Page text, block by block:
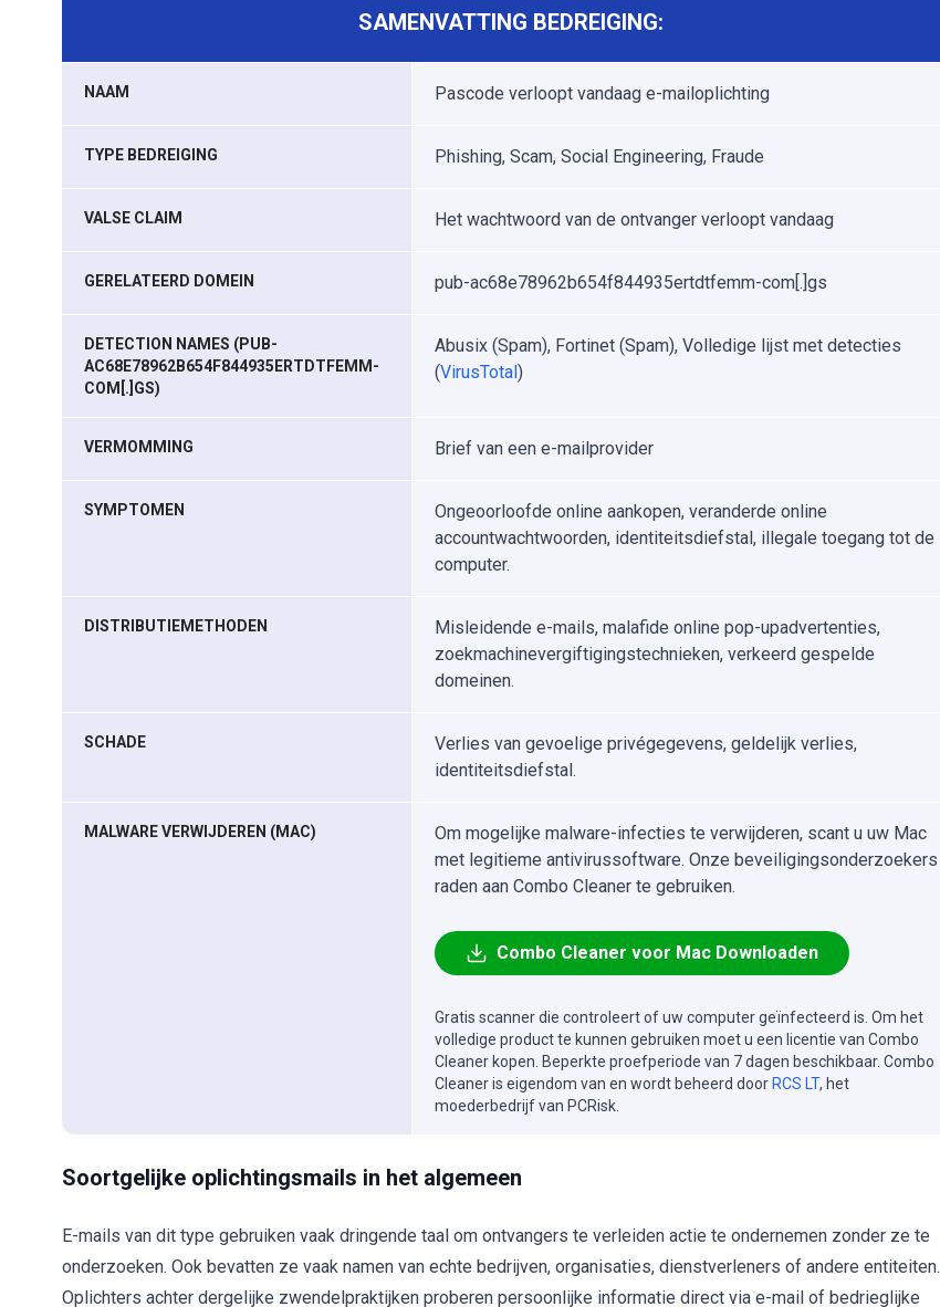
SAMENVATTING BEDREIGING:
NAAM Pascode verloopt vandaag e-mailoplichting
TYPE BEDREIGING Phishing, Scam, Social Engineering, Fraude
VALSE CLAIM Het wachtwoord van de ontvanger verloopt vandaag
GERELATEERD DOMEIN pub-ac68e78962b654f844935ertdtfemm-com[.]gs
DETECTION NAMES (PUB-
AC68E78962B654F844935ERTDTFEMM-
COM[.]GS)
Abusix (Spam), Fortinet (Spam), Volledige lijst met detecties
(VirusTotal)
VERMOMMING Brief van een e-mailprovider
SYMPTOMEN
Ongeoorloofde online aankopen, veranderde online
accountwachtwoorden, identiteitsdiefstal, illegale toegang tot de
computer.
DISTRIBUTIEMETHODEN
Misleidende e-mails, malafide online pop-upadvertenties,
zoekmachinevergiftigingstechnieken, verkeerd gespelde
domeinen.
SCHADE
Verlies van gevoelige privégegevens, geldelijk verlies,
identiteitsdiefstal.
MALWARE VERWIJDEREN (MAC)
Om mogelijke malware-infecties te verwijderen, scant u uw Mac
met legitieme antivirussoftware. Onze beveiligingsonderzoekers
raden aan Combo Cleaner te gebruiken.
Combo Cleaner voor Mac Downloaden
Gratis scanner die controleert of uw computer geïnfecteerd is. Om het
volledige product te kunnen gebruiken moet u een licentie van Combo
Cleaner kopen. Beperkte proefperiode van 7 dagen beschikbaar. Combo
Cleaner is eigendom van en wordt beheerd door RCS LT, het
moederbedrijf van PCRisk.
Soortgelijke oplichtingsmails in het algemeen
E-mails van dit type gebruiken vaak dringende taal om ontvangers te verleiden actie te ondernemen zonder ze te
onderzoeken. Ook bevatten ze vaak namen van echte bedrijven, organisaties, dienstverleners of andere entiteiten.
Oplichters achter dergelijke zwendelpraktijken proberen persoonlijke informatie direct via e-mail of bedrieglijke